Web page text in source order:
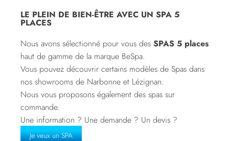
LE PLEIN DE BIEN-ÊTRE AVEC UN SPA 5
PLACES
Nous avons sélectionné pour vous des SPAS 5 places
haut de gamme de la marque BeSpa.
Vous pouvez découvrir certains modèles de Spas dans
nos showrooms de Narbonne et Lézignan.
Nous vous proposons également des spas sur
commande.
Une information ? Une demande ? Un devis ?
Je veux un SPA